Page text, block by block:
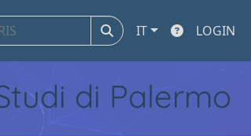
IT LOGIN
di Palermo